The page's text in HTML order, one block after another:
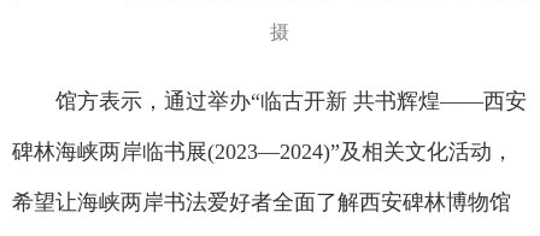
摄
馆方表示，通过举办“临古开新 共书辉煌——西安
碑林海峡两岸临书展(2023—2024)”及相关文化活动，
希望让海峡两岸书法爱好者全面了解西安碑林博物馆